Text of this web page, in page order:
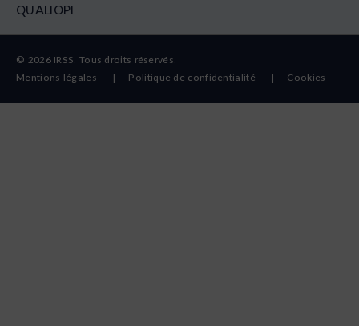
QUALIOPI
© 2026 IRSS. Tous droits réservés.
Mentions légales
| Politique de confidentialité | Cookies